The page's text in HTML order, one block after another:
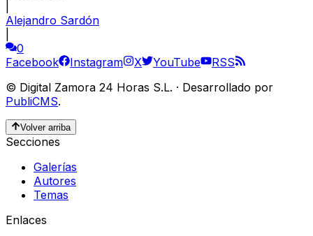
Alejandro Sardón
0
Facebook
Instagram X YouTube
RSS
© Digital Zamora 24 Horas S.L. · Desarrollado por
PubliCMS.
Volver arriba
Secciones
Galerías
Autores
Temas
Enlaces